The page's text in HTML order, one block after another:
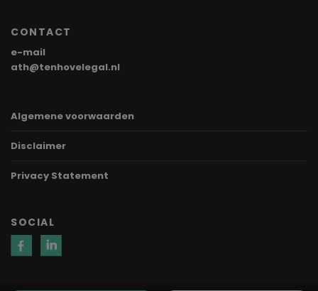
CONTACT
e-mail
ath@tenhovelegal.nl
Algemene voorwaarden
Disclaimer
Privacy Statement
SOCIAL